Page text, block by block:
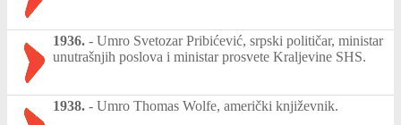
1936. - Umro Svetozar Pribićević, srpski političar, ministar
unutrašnjih poslova i ministar prosvete Kraljevine SHS.
1938. - Umro Thomas Wolfe, američki književnik.